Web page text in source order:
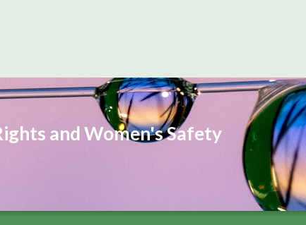
and Women's Safety